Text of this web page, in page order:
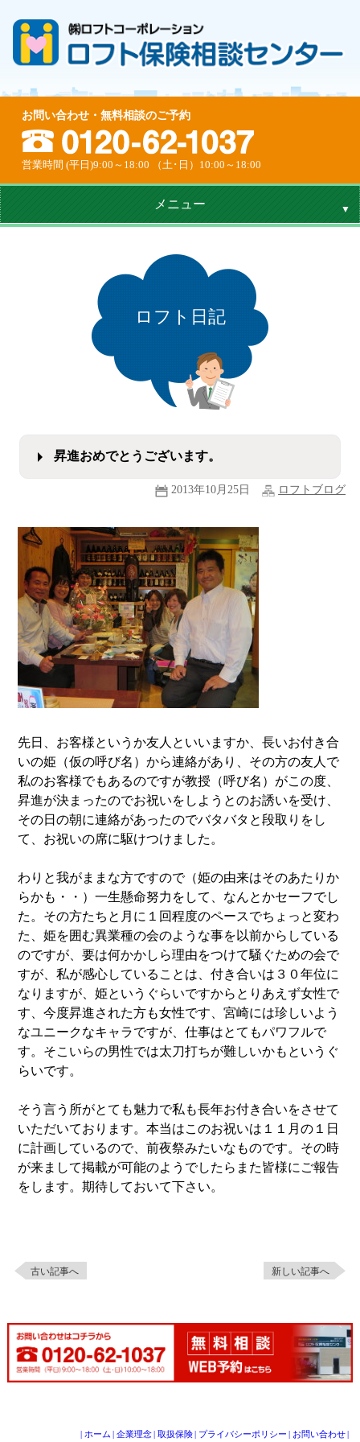
お問い合わせ・無料相談のご予約
営業時間 (平日)9:00～18:00 （土･日）10:00～18:00
メニュー
ロフト日記
昇進おめでとうございます。
2013年10月25日 ロフトブログ
先日、お客様というか友人といいますか、長いお付き合
いの姫（仮の呼び名）から連絡があり、その方の友人で
私のお客様でもあるのですが教授（呼び名）がこの度、
昇進が決まったのでお祝いをしようとのお誘いを受け、
その日の朝に連絡があったのでバタバタと段取りをし
て、お祝いの席に駆けつけました。
わりと我がままな方ですので（姫の由来はそのあたりか
らかも・・）一生懸命努力をして、なんとかセーフでし
た。その方たちと月に１回程度のペースでちょっと変わ
た、姫を囲む異業種の会のような事を以前からしている
のですが、要は何かかしら理由をつけて騒ぐための会で
すが、私が感心していることは、付き合いは３０年位に
なりますが、姫というぐらいですからとりあえず女性で
す、今度昇進された方も女性です、宮崎には珍しいよう
なユニークなキャラですが、仕事はとてもパワフルで
す。そこいらの男性では太刀打ちが難しいかもというぐ
らいです。
そう言う所がとても魅力で私も長年お付き合いをさせて
いただいております。本当はこのお祝いは１１月の１日
に計画しているので、前夜祭みたいなものです。その時
が来まして掲載が可能のようでしたらまた皆様にご報告
をします。期待しておいて下さい。
古い記事へ 新しい記事へ
| ホーム | 企業理念 | 取扱保険 | プライバシーポリシー | お問い合わせ |